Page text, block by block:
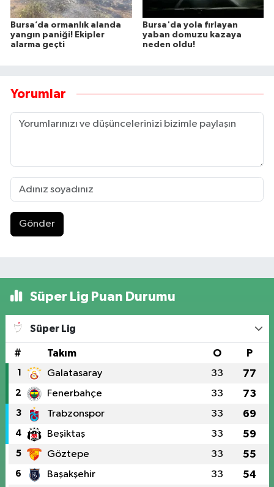
Bursa’da ormanlık alanda
yangın paniği! Ekipler
alarma geçti
Bursa'da yola fırlayan
yaban domuzu kazaya
neden oldu!
Yorumlar
Gönder
Süper Lig Puan Durumu
Süper Lig
# Takım O P
1 Galatasaray 33 77
2 Fenerbahçe 33 73
3 Trabzonspor 33 69
4 Beşiktaş 33 59
5 Göztepe 33 55
6 Başakşehir 33 54